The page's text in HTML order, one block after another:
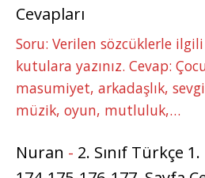
Cevapları
Soru: Verilen sözcüklerle
kutulara yazınız. Cevap:
masumiyet, arkadaşlık,
müzik, oyun, mutluluk,…
Nuran - 2. Sınıf Türkçe